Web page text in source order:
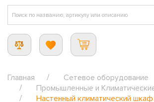
Главная
Сетевое оборудование
Промышленные и
Настенный климатический